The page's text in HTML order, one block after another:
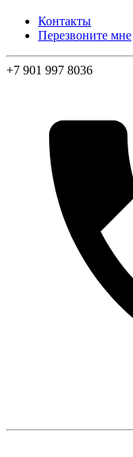
Контакты
Перезвоните мне
+7 901 997 8036